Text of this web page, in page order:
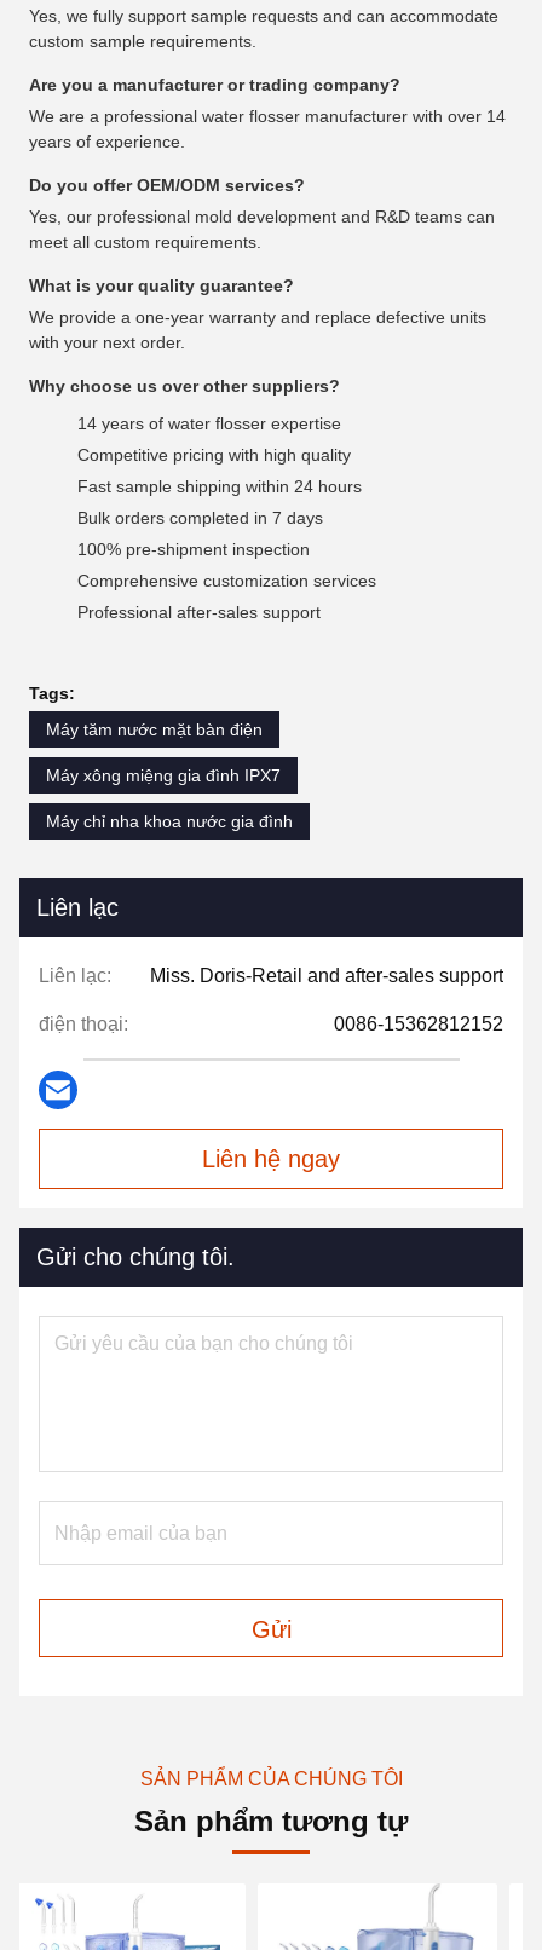
Yes, we fully support sample requests and can accommodate
custom sample requirements.
Are you a manufacturer or trading company?
We are a professional water flosser manufacturer with over 14
years of experience.
Do you offer OEM/ODM services?
Yes, our professional mold development and R&D teams can
meet all custom requirements.
What is your quality guarantee?
We provide a one-year warranty and replace defective units
with your next order.
Why choose us over other suppliers?
14 years of water flosser expertise
Competitive pricing with high quality
Fast sample shipping within 24 hours
Bulk orders completed in 7 days
100% pre-shipment inspection
Comprehensive customization services
Professional after-sales support
Tags:
Máy tăm nước mặt bàn điện
Máy xông miệng gia đình IPX7
Máy chỉ nha khoa nước gia đình
Liên lạc
Liên lạc: Miss. Doris-Retail and after-sales support
điện thoại: 0086-15362812152
Liên hệ ngay
Gửi cho chúng tôi.
Gửi
SẢN PHẨM CỦA CHÚNG TÔI
Sản phẩm tương tự